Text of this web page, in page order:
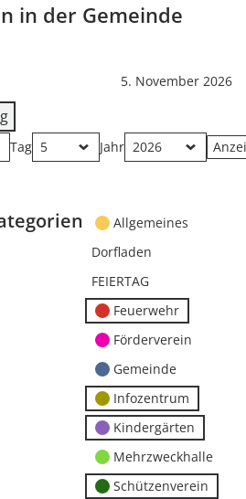
in der Gemeinde
5. November 2026
Tag Jahr
Allgemeines
Dorfladen
FEIERTAG
Feuerwehr
Förderverein
Gemeinde
Infozentrum
Kindergärten
Mehrzweckhalle
Schützenverein